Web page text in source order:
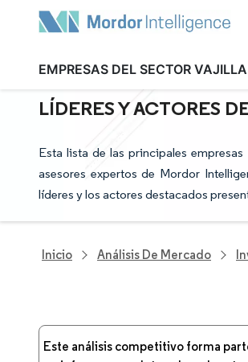
PRINCIPALES
LÍDERES Y ACTORES
Esta lista de las principales
asesores expertos de Mordor
líderes y los actores destacados
Inicio Análisis De Mercado
Este análisis competitivo forma
EMPRESAS DEL SECTOR